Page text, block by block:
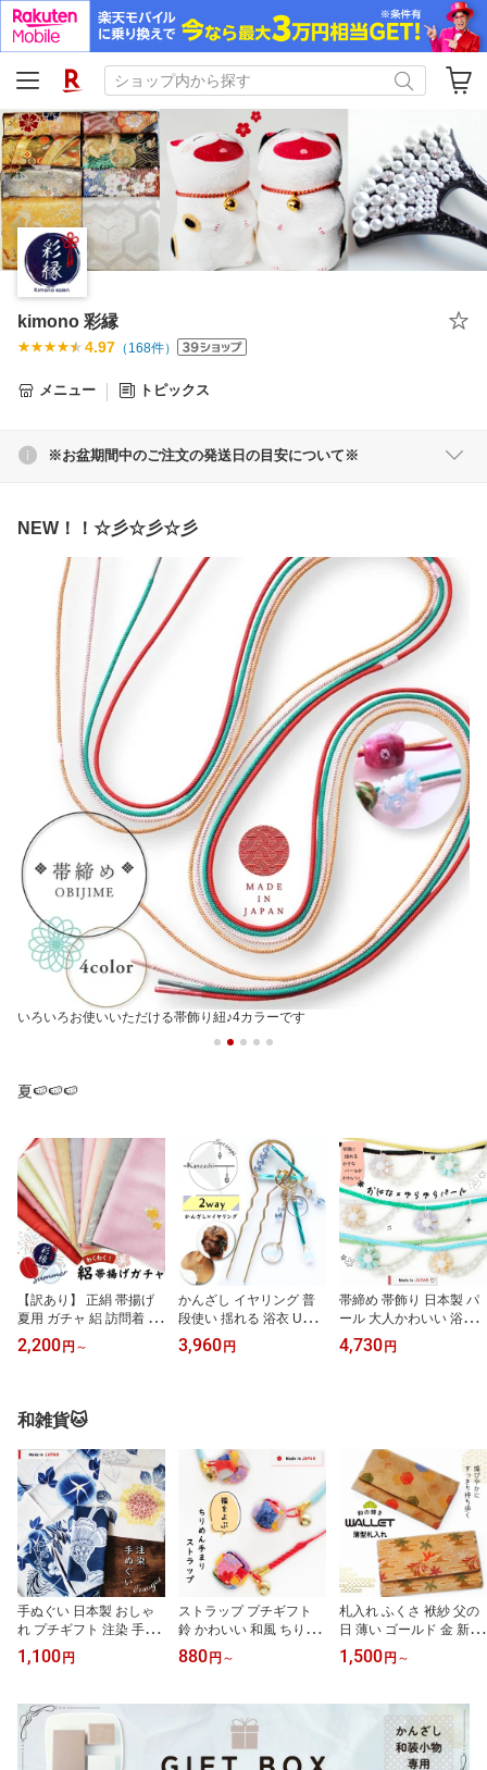
kimono 彩縁
4.97 （ 168件）
メニュー トピックス
※お盆期間中のご注文の発送日の目安について※
NEW！！☆彡☆彡☆彡
いろいろお使いいただける帯飾り紐♪4カラーです
夏🍉🍉🍉
【訳あり】 正絹 帯揚げ
夏用 ガチャ 絽 訪問着 夏
着物 付け下げ 夏物 ぼか
し フォーマル アウトレ
0% 和装小物 着物 メール
便送料無料
2,200 円 ～
かんざし イヤリング 普
段使い 揺れる 浴衣 U字
二本軸 二又 パーティー
下がり 水色 簪 髪飾り 夏
メール便送料無料
3,960 円
帯締め 帯飾り 日本製 パ
ール 大人かわいい 浴衣
紐 成人式 重ね付け 浴衣
おしゃれ着 上品 華やか
4,730 円
和雑貨🐱
手ぬぐい 日本製 おしゃ
れ プチギフト 注染 手拭
い 和雑貨 和柄 和風 花柄
ハンカチ ふきん 台拭き
風呂敷 テーブルセンター
ランチョンマット プレゼ
ント ノベルティ 日本土
産 個包装 敬老の日 メー
1,100 円
ストラップ プチギフト
鈴 かわいい 和風 ちりめ
ん 日本製 紐 手まり 和柄
小さい 和雑貨 鞠 毬 ちり
ーホルダー プレゼント
日本土産 外国人向け 海
老の日 メール便送料無料
880 円 ～
札入れ ふくさ 袱紗 父の
日 薄い ゴールド 金 新札
保管 紙幣保管 財布 スリ
ム 軽い 極薄 縁起 通帳入
い 薄型 和柄 吉祥文様 結
婚式 おしゃれ 和雑貨 ノ
ベルティ プチギフト 女
性 男性 鳳凰 亀甲 メール
1,500 円 ～